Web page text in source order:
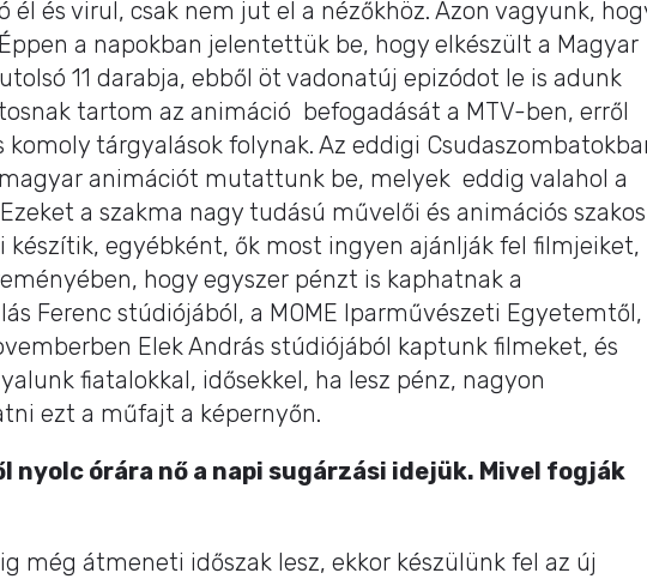
él és virul, csak nem jut el a nézőkhöz. Azon vagyunk,
a napokban jelentettük be, hogy elkészült a Magyar
11 darabja, ebből öt vadonatúj epizódot le is adunk
tartom az animáció befogadását a MTV-ben, erről
tárgyalások folynak. Az eddigi
animációt mutattunk be, melyek eddig valahol a
a szakma nagy tudású művelői és animációs szakos
egyébként, ők most ingyen ajánlják fel filmjeiket,
hogy egyszer pénzt is kaphatnak a
Ferenc stúdiójából, a MOME Iparművészeti Egyetemtől,
Elek András stúdiójából kaptunk filmeket, és
fiatalokkal, idősekkel, ha lesz pénz, nagyon
ezt a műfajt a képernyőn.
nyolc órára nő a napi sugárzási idejük. Mivel fogják
még átmeneti időszak lesz, ekkor készülünk fel az új